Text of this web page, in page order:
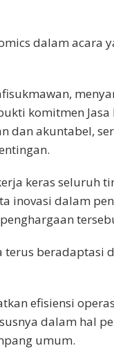
dalam acara
komitmen
dan akuntabel,
keras seluruh
inovasi dalam
terus beradaptasi
efisiensi
dalam hal
umum.